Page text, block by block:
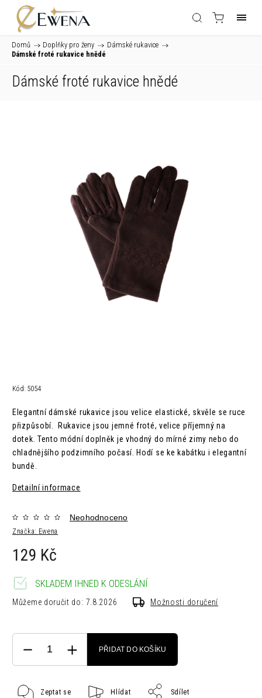
Domů / Doplňky pro ženy / Dámské rukavice /
Dámské froté rukavice hnědé
Dámské froté rukavice hnědé
Kód: 5054
Elegantní dámské rukavice jsou velice elastické, skvěle se ruce
přizpůsobí. Rukavice jsou jemné froté, velice příjemný na
dotek. Tento módní doplněk je vhodný do mírné zimy nebo do
chladnějšího podzimního počasí. Hodí se ke kabátku i elegantní
bundě.
Detailní informace
Značka: Ewena
Neohodnoceno
129 Kč
SKLADEM IHNED K ODESLÁNÍ
Můžeme doručit do: 7.8.2026 Možnosti doručení
PŘIDAT DO KOŠÍKU
Zeptat se Hlídat Sdílet